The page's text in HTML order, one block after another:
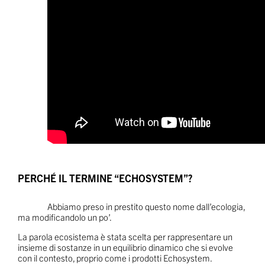
PERCHÉ IL TERMINE “ECHOSYSTEM”?
Abbiamo preso in prestito questo nome dall’ecologia,
ma modificandolo un po’.
La parola ecosistema è stata scelta per rappresentare un
insieme di sostanze in un equilibrio dinamico che si evolve
con il contesto, proprio come i prodotti Echosystem.